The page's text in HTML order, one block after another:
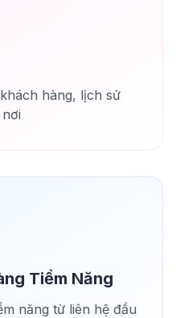
hàng, lịch sử
Tiềm Năng
năng từ liên hệ đầu